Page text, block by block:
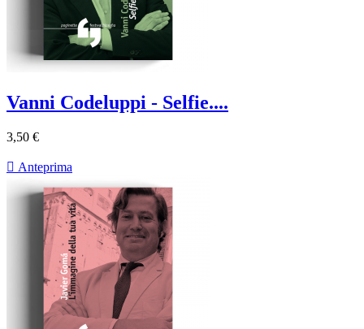
Vanni Codeluppi - Selfie....
3,50 €
 Anteprima